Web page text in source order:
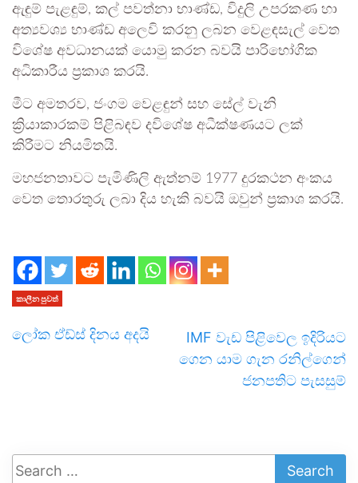
ඇඳුම් පැළඳුම්, කල් පවත්නා භාණ්ඩ, විදුලි උපරකණ හා
අත්‍යවශ්‍ය භාණ්ඩ අලෙවි කරනු ලබන වෙළඳසැල් වෙත
විශේෂ අවධානයක් යොමු කරන බවයි පාරිභෝගික
අධිකාරීය ප්‍රකාශ කරයි.
මීට අමතරව, ජංගම වෙළඳුන් සහ සේල් වැනි
ක්‍රියාකාරකම් පිළිබඳව දවිශේෂ අධීක්ෂණයට ලක්
කිරීමට නියමිතයි.
මහජනතාවට පැමිණිලි ඇත්නම් 1977 දුරකථන අංකය
වෙත තොරතුරු ලබා දිය හැකි බවයි ඔවුන් ප්‍රකාශ කරයි.
කාලීන පුවත්
ලෝක ඒඩ්ස් දිනය අදයි
IMF වැඩ පිළිවෙල ඉදිරියට
ගෙන යාම ගැන රනිල්ගෙන්
ජනපතිට පැසසුම්